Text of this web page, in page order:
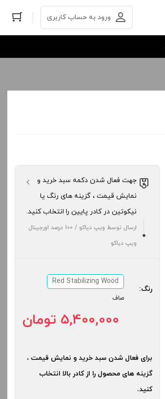
ورود به حساب کاربری
جهت فعال شدن دکمه سبد خرید و
نمایش قیمت ، گزینه های رنگ یا
نیکوتین در کادر پایین را انتخاب کنید.
ارسال توسط ویپ دیاکو / 100 درصد اورجینال
ویپ دیاکو
رنگ:
Red Stabilizing Wood
صاف
5,400,000 تومان
برای فعال شدن سبد خرید و نمایش قیمت ،
گزینه های محصول را از کادر بالا انتخاب
کنید.